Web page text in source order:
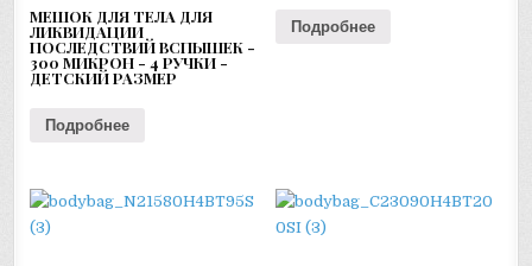
МЕШОК ДЛЯ ТЕЛА ДЛЯ
ЛИКВИДАЦИИ
ПОСЛЕДСТВИЙ ВСПЫШЕК -
300 МИКРОН - 4 РУЧКИ -
ДЕТСКИЙ РАЗМЕР
Подробнее
Подробнее